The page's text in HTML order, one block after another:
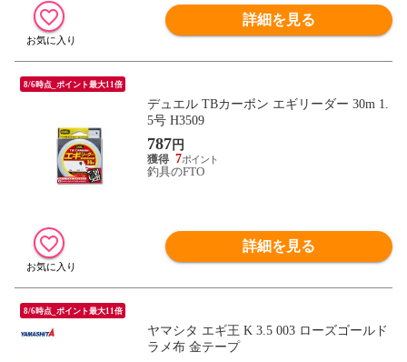
詳細を見る
8/6時点_ポイント最大11倍
デュエル TBカーボン エギリーダー 30m 1.
5号 H3509
787 円
7
釣具のFTO
詳細を見る
8/6時点_ポイント最大11倍
ヤマシタ エギ王 K 3.5 003 ローズゴールド
ラメ布 金テープ